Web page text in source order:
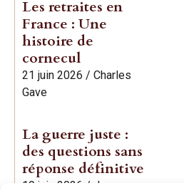
Les retraites en
France : Une
histoire de
cornecul
21 juin 2026 / Charles
Gave
La guerre juste :
des questions sans
réponse définitive
19 juin 2026 / Jean-